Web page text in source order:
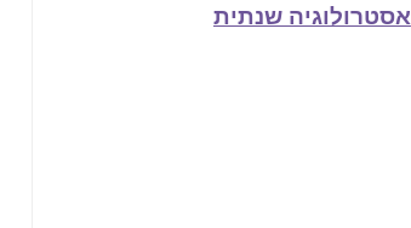
אסטרולוגיה שנתית